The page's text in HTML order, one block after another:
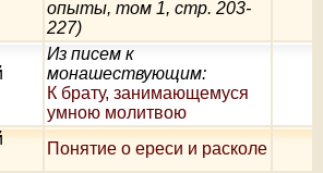
опыты, том 1, стр. 203-
227)
Из писем к
монашествующим:
К брату, занимающемуся
умною молитвою
Понятие о ереси и расколе